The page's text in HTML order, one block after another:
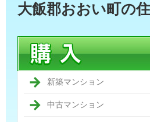
大飯郡おおい町の
新築マンション
中古マンション